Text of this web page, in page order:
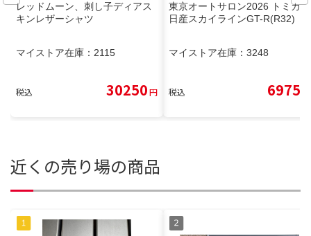
レッドムーン、刺し子ディアス
キンレザーシャツ
マイストア在庫： 2115
税込 30250円
東京オートサロン2026 トミカ
日産スカイラインGT-R(R32)
マイストア在庫： 3248
税込 6975
近くの売り場の商品